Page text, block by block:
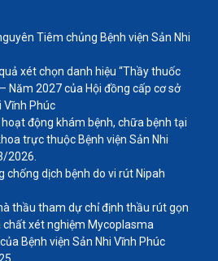
Tiêm chủng Bệnh viện Sản Nhi
xét chọn danh hiệu “Thầy thuốc
Năm 2027 của Hội đồng cấp cơ sở
Vĩnh Phúc
động khám bệnh, chữa bệnh tại
trực thuộc Bệnh viện Sản Nhi
2026.
chống dịch bệnh do vi rút Nipah
thầu tham dự chỉ định thầu rút gọn
xét nghiệm Mycoplasma
Bệnh viện Sản Nhi Vĩnh Phúc